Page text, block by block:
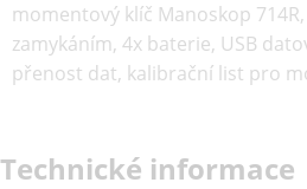
momentový klíč Manoskop
zamykáním, 4x baterie, USB
přenost dat, kalibrační list pro
Technické informace